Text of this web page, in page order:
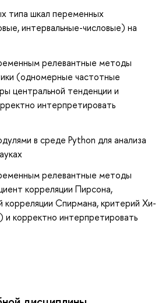
типа шкал переменных
интервальные-числовые) на
релевантные методы
(одномерные частотные
центральной тенденции и
интерпретировать
в среде Python для анализа
релевантные методы
корреляции Пирсона,
корреляции Спирмана, критерий Хи-
и корректно интерпретировать